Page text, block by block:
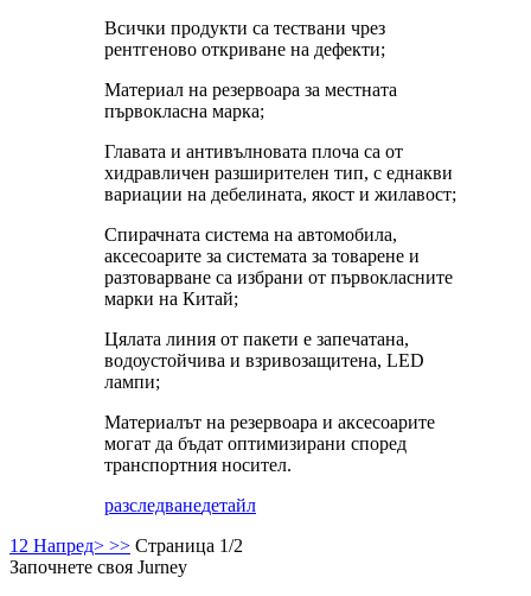
Всички продукти са тествани чрез
рентгеново откриване на дефекти;
Материал на резервоара за местната
първокласна марка;
Главата и антивълновата плоча са от
хидравличен разширителен тип, с еднакви
вариации на дебелината, якост и жилавост;
Спирачната система на автомобила,
аксесоарите за системата за товарене и
разтоварване са избрани от първокласните
марки на Китай;
Цялата линия от пакети е запечатана,
водоустойчива и взривозащитена, LED
лампи;
Материалът на резервоара и аксесоарите
могат да бъдат оптимизирани според
транспортния носител.
разследванедетайл
12 Напред> >> Страница 1/2
Започнете своя Jurney